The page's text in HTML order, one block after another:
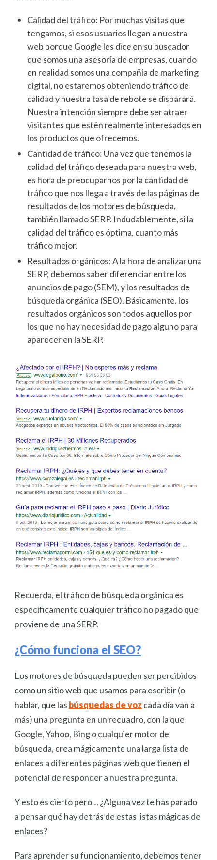
Calidad del tráfico: Por muchas visitas que
tengamos, si esos usuarios llegan a nuestra
web porque Google les dice en su buscador
que somos una asesoría de empresas, cuando
en realidad somos una compañía de marketing
digital, no estaremos obteniendo tráfico de
calidad y nuestra tasa de rebote se disparará.
Nuestra intención siempre debe ser atraer
visitantes que estén realmente interesados en
los productos que ofrecemos.
Cantidad de tráfico: Una vez que tenemos la
calidad del tráfico deseada para nuestra web,
es hora de preocuparnos por la cantidad de
tráfico que nos llega a través de las páginas de
resultados de los motores de búsqueda,
también llamado SERP. Indudablemente, si la
calidad del tráfico es óptima, cuanto más
tráfico mejor.
Resultados orgánicos: A la hora de analizar una
SERP, debemos saber diferenciar entre los
anuncios de pago (SEM), y los resultados de
búsqueda orgánica (SEO). Básicamente, los
resultados orgánicos son todos aquellos por
los que no hay necesidad de pago alguno para
aparecer en la SERP.
Recuerda, el tráfico de búsqueda orgánica es
específicamente cualquier tráfico no pagado que
proviene de una SERP.
¿Cómo funciona el SEO?
Los motores de búsqueda pueden ser percibidos
como un sitio web que usamos para escribir (o
hablar, que las búsquedas de voz cada día van a
más) una pregunta en un recuadro, con la que
Google, Yahoo, Bing o cualquier motor de
búsqueda, crea mágicamente una larga lista de
enlaces a diferentes páginas web que tienen el
potencial de responder a nuestra pregunta.
Y esto es cierto pero… ¿Alguna vez te has parado
a pensar qué hay detrás de estas listas mágicas de
enlaces?
Para aprender su funcionamiento, debemos tener